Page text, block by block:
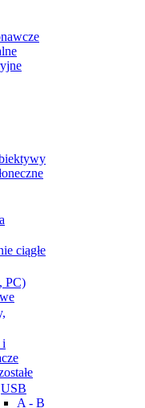
ciągłe
PC)
i
USB
A - B